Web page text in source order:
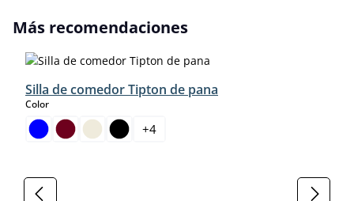
Omitir la galería de productos
Más recomendaciones
Silla de comedor Tipton de pana
Colorselect
+4